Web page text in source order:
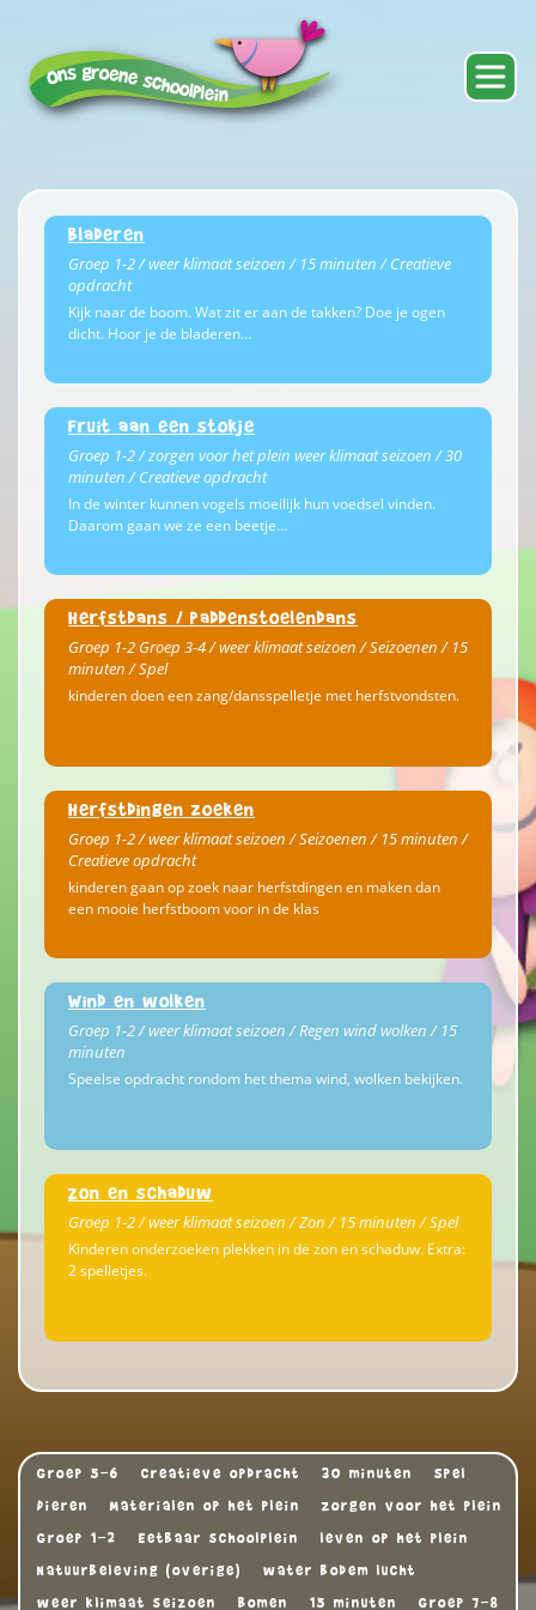
Bladeren
Groep 1-2 / weer klimaat seizoen / 15 minuten / Creatieve
opdracht
Kijk naar de boom. Wat zit er aan de takken? Doe je ogen
dicht. Hoor je de bladeren…
Fruit aan een stokje
Groep 1-2 / zorgen voor het plein weer klimaat seizoen / 30
minuten / Creatieve opdracht
In de winter kunnen vogels moeilijk hun voedsel vinden.
Daarom gaan we ze een beetje…
Herfstdans / paddenstoelendans
Groep 1-2 Groep 3-4 / weer klimaat seizoen / Seizoenen / 15
minuten / Spel
kinderen doen een zang/dansspelletje met herfstvondsten.
Herfstdingen zoeken
Groep 1-2 / weer klimaat seizoen / Seizoenen / 15 minuten /
Creatieve opdracht
kinderen gaan op zoek naar herfstdingen en maken dan
een mooie herfstboom voor in de klas
Wind en wolken
Groep 1-2 / weer klimaat seizoen / Regen wind wolken / 15
minuten
Speelse opdracht rondom het thema wind, wolken bekijken.
Zon en schaduw
Groep 1-2 / weer klimaat seizoen / Zon / 15 minuten / Spel
Kinderen onderzoeken plekken in de zon en schaduw. Extra:
2 spelletjes.
Groep 5-6 Creatieve opdracht 30 minuten
Spel
Dieren
Materialen op het plein
zorgen voor het plein
Groep 1-2
Eetbaar schoolplein
leven op het plein
Natuurbeleving (overige)
water bodem lucht
weer klimaat seizoen
Bomen 15 minuten Groep 7-8